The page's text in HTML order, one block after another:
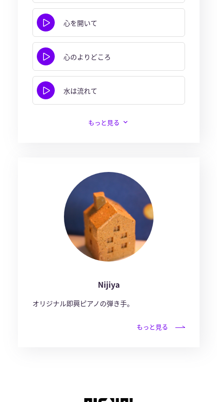
心を開いて
心のよりどころ
水は流れて
もっと見る
Nijiya
オリジナル即興ピアノの弾き手。
もっと見る